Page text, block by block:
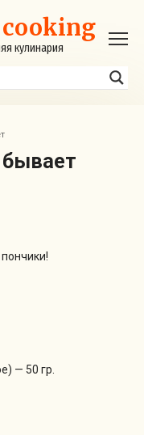
cooking
кулинария
бывает
— 50 гр.